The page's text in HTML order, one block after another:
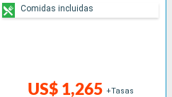
US$ 1,265 +Tasas
Comidas incluidas